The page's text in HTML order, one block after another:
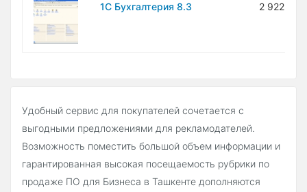
1С Бухгалтерия 8.3 2 922
Удобный сервис для покупателей сочетается с
выгодными предложениями для рекламодателей.
Возможность поместить большой объем информации и
гарантированная высокая посещаемость рубрики по
продаже ПО для Бизнеса в Ташкенте дополняются